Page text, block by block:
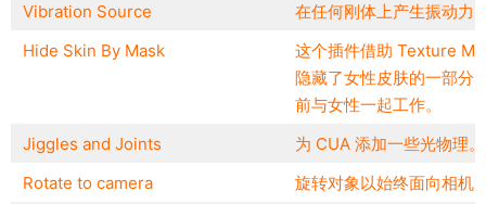
Vibration Source
在任何刚体上产生振动力
Hide Skin By Mask
这个插件借助 Texture
隐藏了女性皮肤的一部分
前与女性一起工作。
Jiggles and Joints
为 CUA 添加一些光物理。
Rotate to camera
旋转对象以始终面向相机